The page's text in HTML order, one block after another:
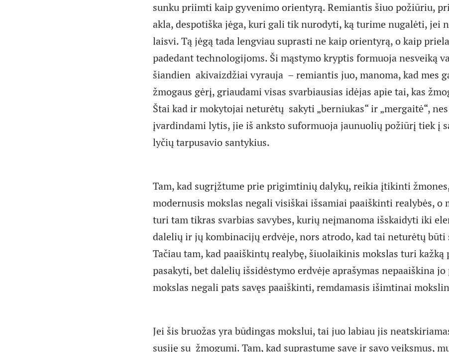
sunku priimti kaip gyvenimo orientyrą. Remiantis šiuo požiūriu,
akla, despotiška jėga, kuri gali tik nurodyti, ką turime nugalėti, jei
laisvi. Tą jėgą tada lengviau suprasti ne kaip orientyrą, o kaip
padedant technologijoms. Ši mąstymo kryptis formuoja nesveiką
šiandien akivaizdžiai vyrauja – remiantis juo, manoma, kad mes
žmogaus gėrį, griaudami visas svarbiausias idėjas apie tai, kas
Štai kad ir mokytojai neturėtų sakyti „berniukas“ ir „mergaitė“,
įvardindami lytis, jie iš anksto suformuoja jaunuolių požiūrį tiek į
lyčių tarpusavio santykius.
Tam, kad sugrįžtume prie prigimtinių dalykų, reikia įtikinti
modernusis mokslas negali visiškai išsamiai paaiškinti realybės, o
turi tam tikras svarbias savybes, kurių neįmanoma išskaidyti iki
dalelių ir jų kombinacijų erdvėje, nors atrodo, kad tai neturėtų būti
Tačiau tam, kad paaiškintų realybę, šiuolaikinis mokslas turi kažką
pasakyti, bet dalelių išsidėstymo erdvėje aprašymas nepaaiškina jo
mokslas negali pats savęs paaiškinti, remdamasis išimtinai
Jei šis bruožas yra būdingas mokslui, tai juo labiau jis
susiję su žmogumi. Tam, kad suprastume save ir savo veiksmus,